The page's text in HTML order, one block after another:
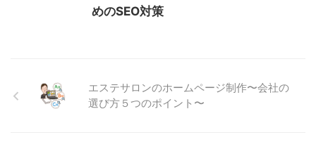
めのSEO対策
エステサロンのホームページ制作〜会社の
選び方５つのポイント〜